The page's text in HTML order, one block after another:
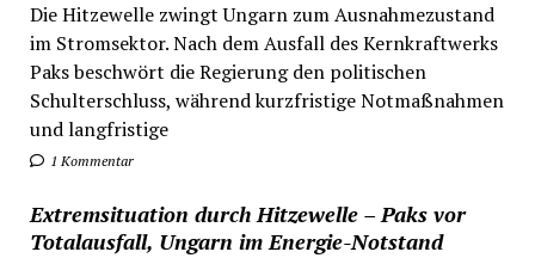
Die Hitzewelle zwingt Ungarn zum Ausnahmezustand
im Stromsektor. Nach dem Ausfall des Kernkraftwerks
Paks beschwört die Regierung den politischen
Schulterschluss, während kurzfristige Notmaßnahmen
und langfristige
1 Kommentar
Extremsituation durch Hitzewelle – Paks vor
Totalausfall, Ungarn im Energie-Notstand